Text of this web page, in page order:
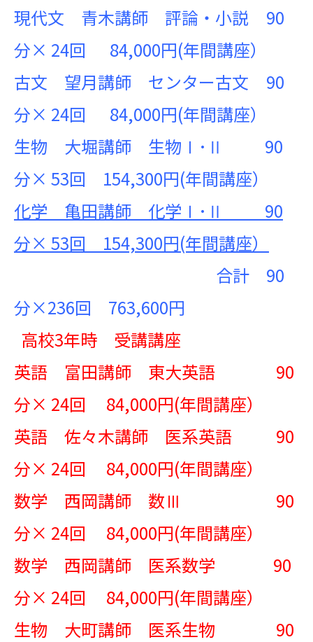
現代文 青木講師 評論・小説 90
分× 24回 84,000円(年間講座）
古文 望月講師 センター古文 90
分× 24回 84,000円(年間講座）
生物 大堀講師 生物Ⅰ･Ⅱ 90
分× 53回 154,300円(年間講座）
化学 亀田講師 化学Ⅰ･Ⅱ
90
分× 53回 154,300円(年間講座）
合計 90
分×236回 763,600円
高校3年時 受講講座
英語 富田講師 東大英語 90
分× 24回 84,000円(年間講座）
英語 佐々木講師 医系英語 90
分× 24回 84,000円(年間講座）
数学 西岡講師 数Ⅲ 90
分× 24回 84,000円(年間講座）
数学 西岡講師 医系数学 90
分× 24回 84,000円(年間講座）
生物 大町講師 医系生物 90